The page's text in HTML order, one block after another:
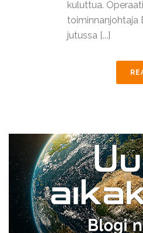
kuluttua.
toiminnanjohtaja
jutussa [...]